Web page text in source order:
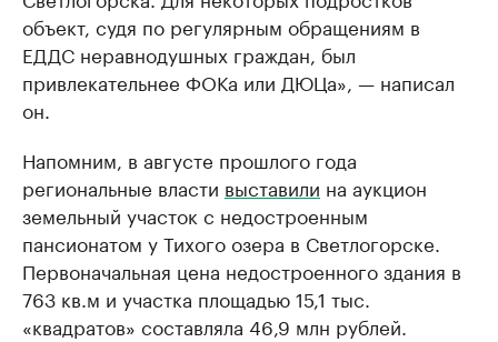
объект, судя по регулярным обращениям в
ЕДДС неравнодушных граждан, был
привлекательнее ФОКа или ДЮЦа», — написал
он.
Напомним, в августе прошлого года
региональные власти выставили на аукцион
земельный участок с недостроенным
пансионатом у Тихого озера в Светлогорске.
Первоначальная цена недостроенного здания в
763 кв.м и участка площадью 15,1 тыс.
«квадратов» составляла 46,9 млн рублей.